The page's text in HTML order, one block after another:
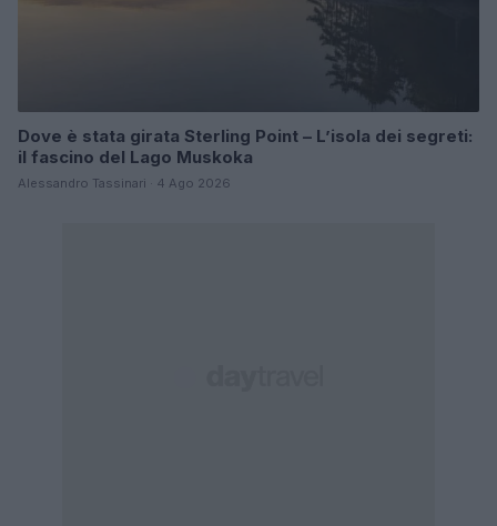
Dove è stata girata Sterling Point – L’isola dei segreti:
il fascino del Lago Muskoka
Alessandro Tassinari · 4 Ago 2026